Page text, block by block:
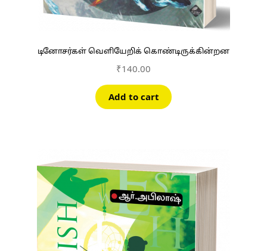
டினோசர்கள் வெளியேறிக் கொண்டிருக்கின்றன
₹140.00
Add to cart